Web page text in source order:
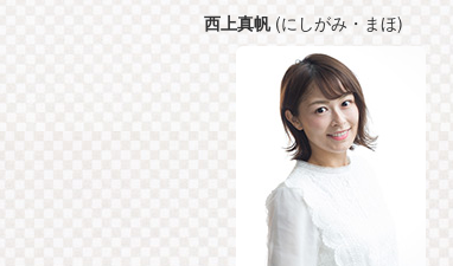
西上真帆(にしがみ・まほ)